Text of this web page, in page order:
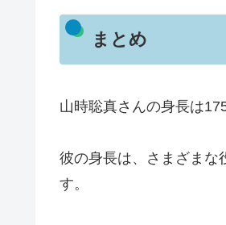
まとめ
山時聡真さんの身長は
彼の身長は、さまざまな
す。